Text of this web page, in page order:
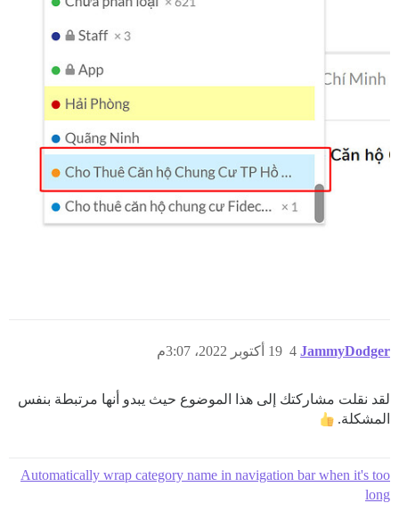
JammyDodger 19 أكتوبر 2022، 3:07م 4
لقد نقلت مشاركتك إلى هذا الموضوع حيث يبدو أنها مرتبطة بنفس
المشكلة.
Automatically wrap category name in navigation bar when it's too
long